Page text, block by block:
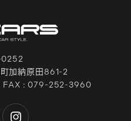
0252
加納原田861-2
FAX : 079-252-3960